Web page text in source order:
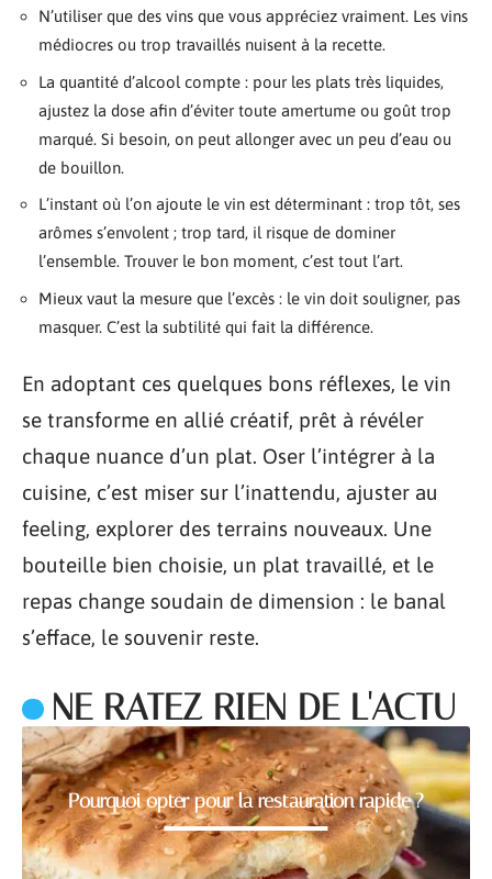
N’utiliser que des vins que vous appréciez vraiment. Les vins
médiocres ou trop travaillés nuisent à la recette.
La quantité d’alcool compte : pour les plats très liquides,
ajustez la dose afin d’éviter toute amertume ou goût trop
marqué. Si besoin, on peut allonger avec un peu d’eau ou
de bouillon.
L’instant où l’on ajoute le vin est déterminant : trop tôt, ses
arômes s’envolent ; trop tard, il risque de dominer
l’ensemble. Trouver le bon moment, c’est tout l’art.
Mieux vaut la mesure que l’excès : le vin doit souligner, pas
masquer. C’est la subtilité qui fait la différence.
En adoptant ces quelques bons réflexes, le vin
se transforme en allié créatif, prêt à révéler
chaque nuance d’un plat. Oser l’intégrer à la
cuisine, c’est miser sur l’inattendu, ajuster au
feeling, explorer des terrains nouveaux. Une
bouteille bien choisie, un plat travaillé, et le
repas change soudain de dimension : le banal
s’efface, le souvenir reste.
NE RATEZ RIEN DE L'ACTU
Pourquoi opter pour la restauration rapide ?